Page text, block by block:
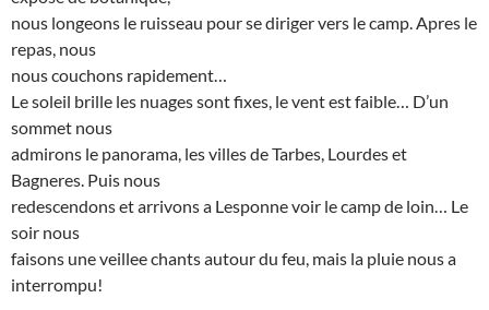
nous longeons le ruisseau pour se diriger vers le camp. Apres le
repas, nous
nous couchons rapidement…
Le soleil brille les nuages sont fixes, le vent est faible… D’un
sommet nous
admirons le panorama, les villes de Tarbes, Lourdes et
Bagneres. Puis nous
redescendons et arrivons a Lesponne voir le camp de loin… Le
soir nous
faisons une veillee chants autour du feu, mais la pluie nous a
interrompu!